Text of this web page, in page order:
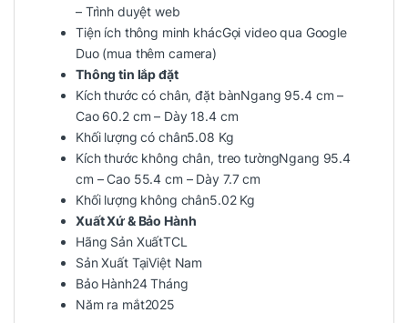
– Trình duyệt web
Tiện ích thông minh khácGọi video qua Google
Duo (mua thêm camera)
Thông tin lắp đặt
Kích thước có chân, đặt bànNgang 95.4 cm –
Cao 60.2 cm – Dày 18.4 cm
Khối lượng có chân5.08 Kg
Kích thước không chân, treo tườngNgang 95.4
cm – Cao 55.4 cm – Dày 7.7 cm
Khối lượng không chân5.02 Kg
Xuất Xứ & Bảo Hành
Hãng Sản XuấtTCL
Sản Xuất TạiViệt Nam
Bảo Hành24 Tháng
Năm ra mắt2025